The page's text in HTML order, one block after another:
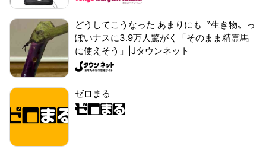
どうしてこうなった あまりにも〝生き物〟っ
ぽいナスに3.9万人驚がく「そのまま精霊馬
に使えそう」|Jタウンネット
ゼロまる